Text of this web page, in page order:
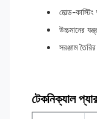
মোল্ড-
উচ্চমানের
সরঞ্জাম
টেকনিক্যাল